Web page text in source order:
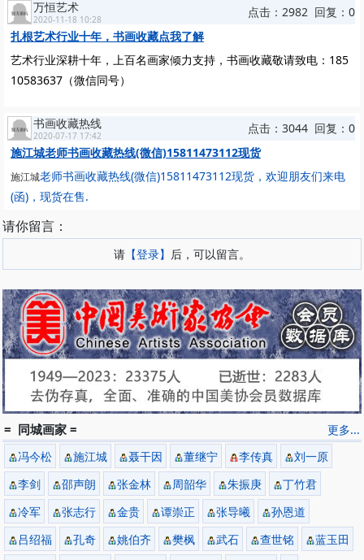
万恒艺术
2020-11-18 10:28
点击：2982 回复：0
扎根艺术行业十年，书画收藏点我了解
艺术行业深耕十年，上百名画家倾力支持，书画收藏敬请致电：185
10583637（微信同号）
书画收藏热线
2020-07-17 17:42
点击：3044 回复：0
施江城老师书画收藏热线(微信)15811473112现货
施江城老师书画收藏热线(微信)15811473112现货，欢迎朋友们来电
(函)，现货在售.
请你留言：
请 【登录】 后，可以留言。
更多...
= 同城画家 =
冯今松 施江城 聂干因 董继宁 李传真
刘一原
李剑
邵声朗 张金林 周韶华 朱振庚
丁竹君
冷军
张志行 金贵 谭崇正 张导曦
孙恩道
吕绍福
孔奇 姚伯齐 樊枫 武石 查世铭
蓝玉田